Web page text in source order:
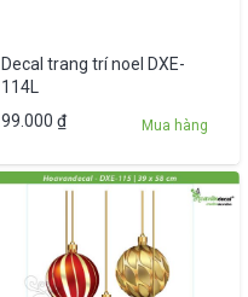
Decal trang trí noel DXE-
114L
99.000 ₫ Mua hàng